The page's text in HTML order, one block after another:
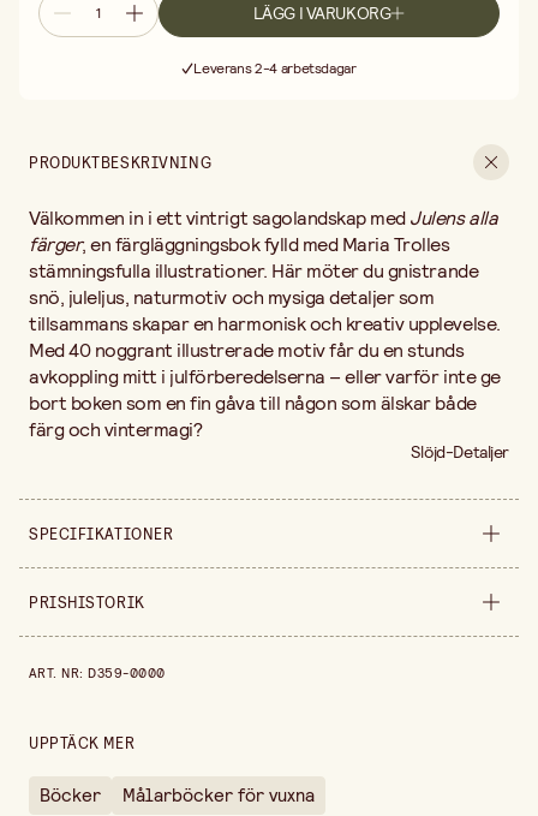
LÄGG I VARUKORG
Leverans 2-4 arbetsdagar
PRODUKTBESKRIVNING
Välkommen in i ett vintrigt sagolandskap medJulens alla
färger, en färgläggningsbok fylld med Maria Trolles
stämningsfulla illustrationer. Här möter du gnistrande
snö, juleljus, naturmotiv och mysiga detaljer som
tillsammans skapar en harmonisk och kreativ upplevelse.
Med 40 noggrant illustrerade motiv får du en stunds
avkoppling mitt i julförberedelserna – eller varför inte ge
bort boken som en fin gåva till någon som älskar både
färg och vintermagi?
Slöjd-Detaljer
SPECIFIKATIONER
Säljs i styck
PRISHISTORIK
ART. NR:D359-0000
UPPTÄCK MER
Böcker Målarböcker för vuxna